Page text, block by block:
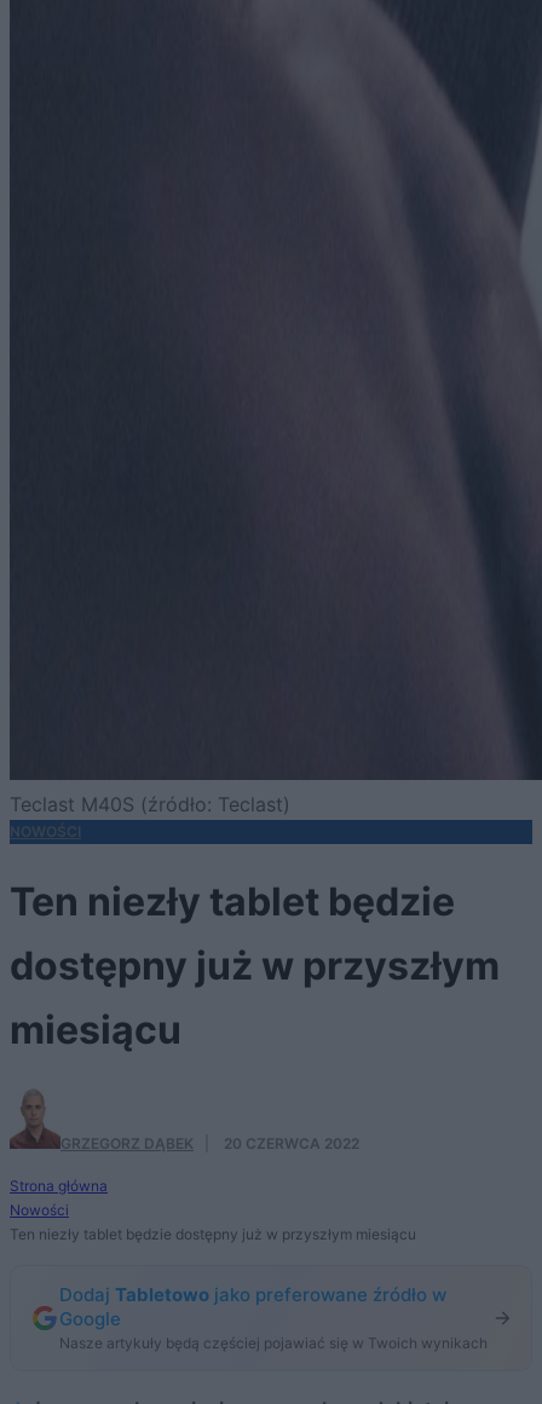
Teclast M40S (źródło: Teclast)
NOWOŚCI
Ten niezły tablet będzie
dostępny już w przyszłym
miesiącu
GRZEGORZ DĄBEK 20 CZERWCA 2022
Strona główna
Nowości
Ten niezły tablet będzie dostępny już w przyszłym miesiącu
Dodaj Tabletowo jako preferowane źródło w
Google
Nasze artykuły będą częściej pojawiać się w Twoich wynikach